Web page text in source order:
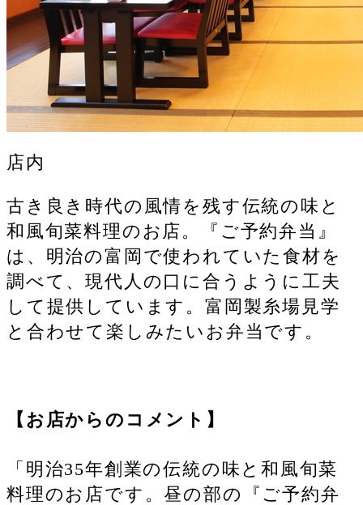
店内
古き良き時代の風情を残す伝統の味と
和風旬菜料理のお店。『ご予約弁当』
は、明治の富岡で使われていた食材を
調べて、現代人の口に合うように工夫
して提供しています。富岡製糸場見学
と合わせて楽しみたいお弁当です。
【お店からのコメント】
「明治35年創業の伝統の味と和風旬菜
料理のお店です。昼の部の『ご予約弁